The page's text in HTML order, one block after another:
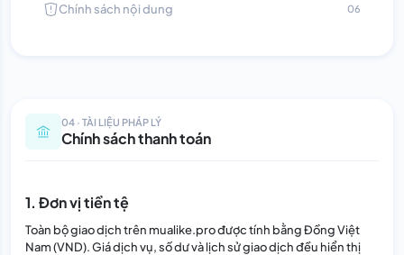
Chính sách nội dung 06
04 · TÀI LIỆU PHÁP LÝ
Chính sách thanh toán
1. Đơn vị tiền tệ
Toàn bộ giao dịch trên mualike.pro được tính bằng Đồng Việt
Nam (VND). Giá dịch vụ, số dư và lịch sử giao dịch đều hiển thị